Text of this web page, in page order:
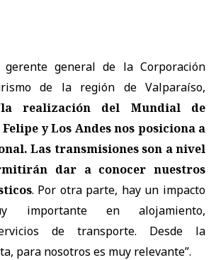
gerente general de la Corporación
de la región de Valparaíso,
la realización del Mundial de
y Los Andes nos posiciona a
Las transmisiones son a nivel
dar a conocer nuestros
. Por otra parte, hay un impacto
importante en alojamiento,
de transporte. Desde la
para nosotros es muy relevante”.